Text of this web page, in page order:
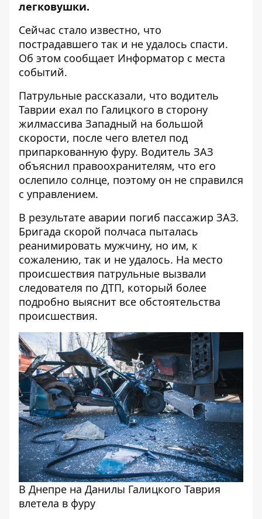
легковушки.
Сейчас стало известно, что
пострадавшего так и не удалось спасти.
Об этом сообщает Информатор с места
событий.
Патрульные рассказали, что водитель
Таврии ехал по Галицкого в сторону
жилмассива Западный на большой
скорости, после чего влетел под
припаркованную фуру. Водитель ЗАЗ
объяснил правоохранителям, что его
ослепило солнце, поэтому он не справился
с управлением.
В результате аварии погиб пассажир ЗАЗ.
Бригада скорой полчаса пыталась
реанимировать мужчину, но им, к
сожалению, так и не удалось. На место
происшествия патрульные вызвали
следователя по ДТП, который более
подробно выяснит все обстоятельства
происшествия.
В Днепре на Данилы Галицкого Таврия
влетела в фуру